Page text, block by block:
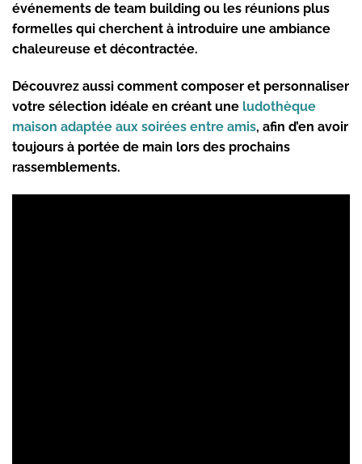
événements de team building ou les réunions plus
formelles qui cherchent à introduire une ambiance
chaleureuse et décontractée.
Découvrez aussi comment composer et personnaliser
votre sélection idéale en créant une ludothèque
maison adaptée aux soirées entre amis, afin d’en avoir
toujours à portée de main lors des prochains
rassemblements.